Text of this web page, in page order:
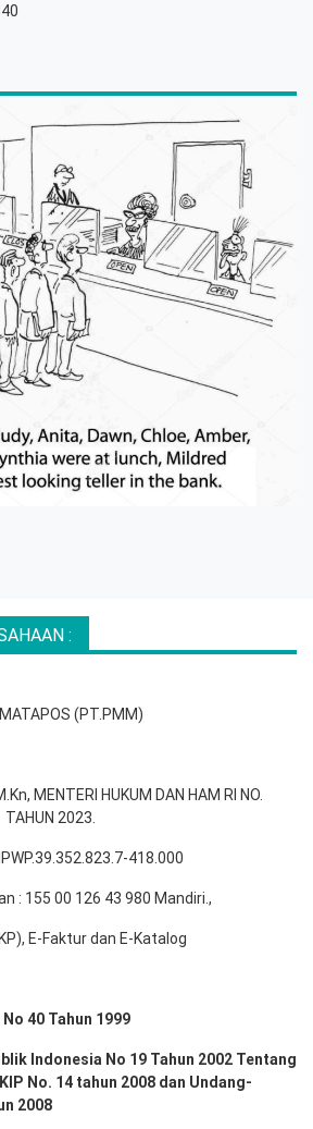
:
(PT.PMM)
MENTERI HUKUM DAN HAM RI NO.
2023.
418.000
: 155 00 126 43 980 Mandiri.,
E-Faktur dan E-Katalog
40 Tahun 1999
Indonesia No 19 Tahun 2002 Tentang
No. 14 tahun 2008 dan Undang-
2008